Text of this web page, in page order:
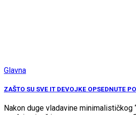
Glavna
ZAŠTO SU SVE IT DEVOJKE OPSEDNUTE
Nakon duge vladavine minimalističkog